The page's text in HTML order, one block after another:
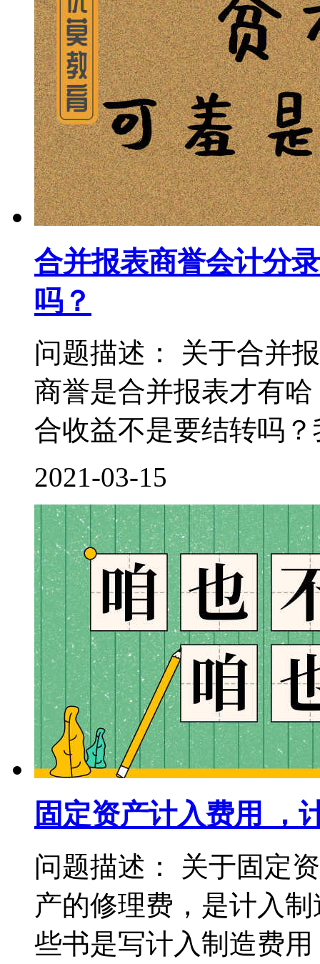
合并报表商誉会计分
吗？
问题描述： 关于合并
商誉是合并报表才有
合收益不是要结转吗
2021-03-15
固定资产计入费用 ，
问题描述： 关于固定
产的修理费，是计入
些书是写计入制造费